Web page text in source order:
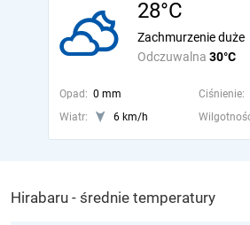
28°C
Odczuwalna 30°C
Zachmurzenie duże
Opad: 0 mm Ciśnienie:
Wiatr:
6 km/h
Hirabaru - średnie temperatury